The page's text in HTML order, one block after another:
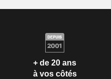
+ de 20 ans
à vos côtés